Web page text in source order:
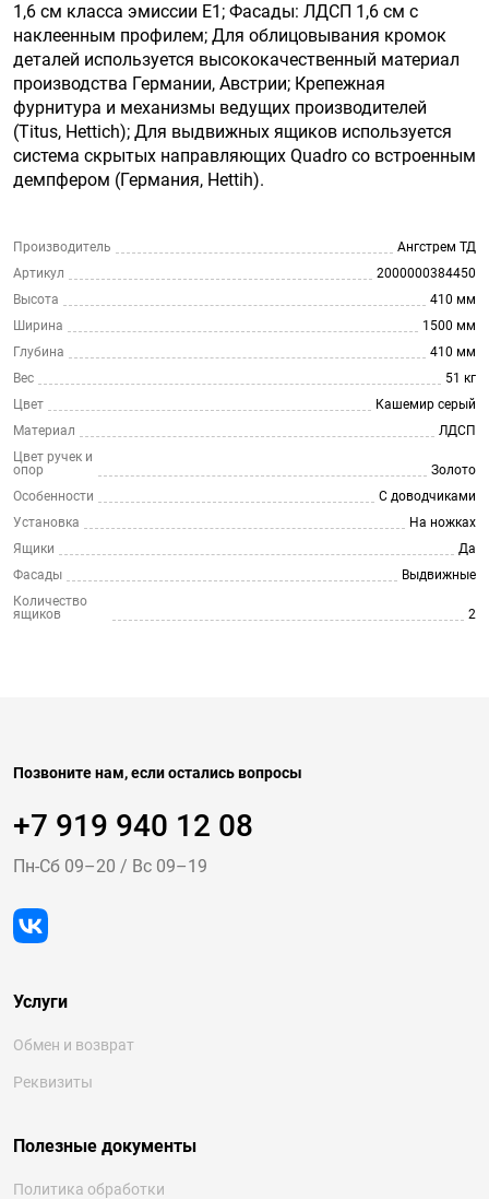
1,6 см класса эмиссии Е1; Фасады: ЛДСП 1,6 см с
наклеенным профилем; Для облицовывания кромок
деталей используется высококачественный материал
производства Германии, Австрии; Крепежная
фурнитура и механизмы ведущих производителей
(Titus, Hettiсh); Для выдвижных ящиков используется
система скрытых направляющих Quadro со встроенным
демпфером (Германия, Hettih).
Производитель
Ангстрем ТД
Артикул
2000000384450
Высота
410 мм
Ширина
1500 мм
Глубина
410 мм
Вес
51 кг
Цвет
Кашемир серый
Материал
ЛДСП
Цвет ручек и
опор
Золото
Особенности
С доводчиками
Установка
На ножках
Ящики
Да
Фасады
Выдвижные
Количество
ящиков
2
Услуги
Обмен и возврат
Реквизиты
Полезные документы
Политика обработки
Позвоните нам, если остались вопросы
+7 919 940 12 08
Пн-Cб 09–20 / Вс 09–19